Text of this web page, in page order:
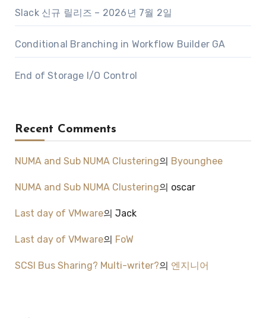
Slack 신규 릴리즈 – 2026년 7월 2일
Conditional Branching in Workflow Builder GA
End of Storage I/O Control
Recent Comments
NUMA and Sub NUMA Clustering의 Byounghee
NUMA and Sub NUMA Clustering의 oscar
Last day of VMware의 Jack
Last day of VMware의 FoW
SCSI Bus Sharing? Multi-writer?의 엔지니어